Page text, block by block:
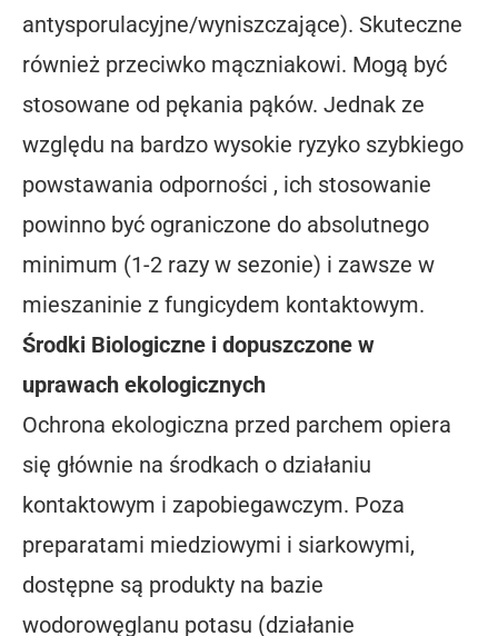
antysporulacyjne/wyniszczające). Skuteczne
również przeciwko mączniakowi. Mogą być
stosowane od pękania pąków. Jednak ze
względu na bardzo wysokie ryzyko szybkiego
powstawania odporności , ich stosowanie
powinno być ograniczone do absolutnego
minimum (1-2 razy w sezonie) i zawsze w
mieszaninie z fungicydem kontaktowym.
Środki Biologiczne i dopuszczone w
uprawach ekologicznych
Ochrona ekologiczna przed parchem opiera
się głównie na środkach o działaniu
kontaktowym i zapobiegawczym. Poza
preparatami miedziowymi i siarkowymi,
dostępne są produkty na bazie
wodorowęglanu potasu (działanie